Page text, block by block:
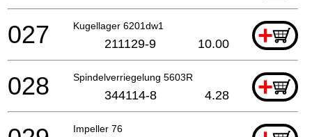
Kugellager 6201dw1 +
027 211129-9 10.00
Spindelverriegelung 5603R +
028 344114-8 4.28
Impeller 76